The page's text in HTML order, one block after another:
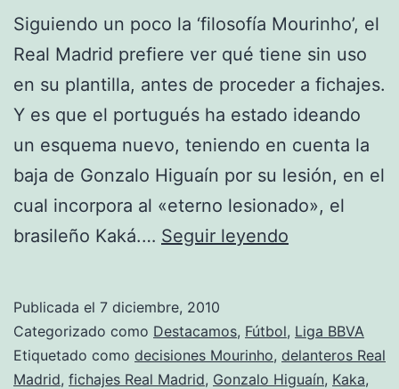
Siguiendo un poco la ‘filosofía Mourinho’, el
Real Madrid prefiere ver qué tiene sin uso
en su plantilla, antes de proceder a fichajes.
Y es que el portugués ha estado ideando
un esquema nuevo, teniendo en cuenta la
baja de Gonzalo Higuaín por su lesión, en el
cual incorpora al «eterno lesionado», el
brasileño Kaká.… Seguir leyendo
Kaká
Publicada el 7 diciembre, 2010
Categorizado como Destacamos, Fútbol, Liga BBVA
Etiquetado como decisiones Mourinho, delanteros Real
Madrid, fichajes Real Madrid, Gonzalo Higuaín, Kaka,